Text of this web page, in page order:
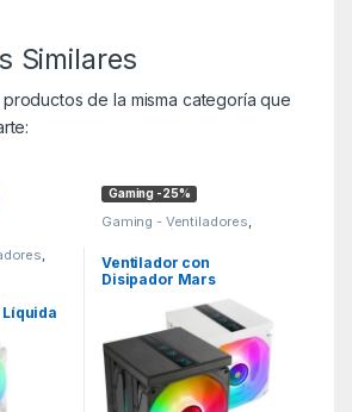
Similares
de la misma categoría que
,
Gaming -25%
Gaming - Ventiladores,
Periféricos Gaming
Ventilador con
Disipador Mars
LCDPRO/ 12cm